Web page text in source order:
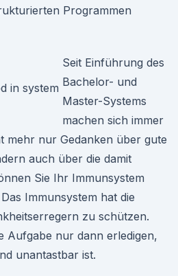
Programmen
Seit Einführung des
Bachelor- und
Master-Systems
machen sich immer
mehr nur Gedanken über gute
auch über die damit
Sie Ihr Immunsystem
Immunsystem hat die
zu schützen.
Aufgabe nur dann erledigen,
unantastbar ist.